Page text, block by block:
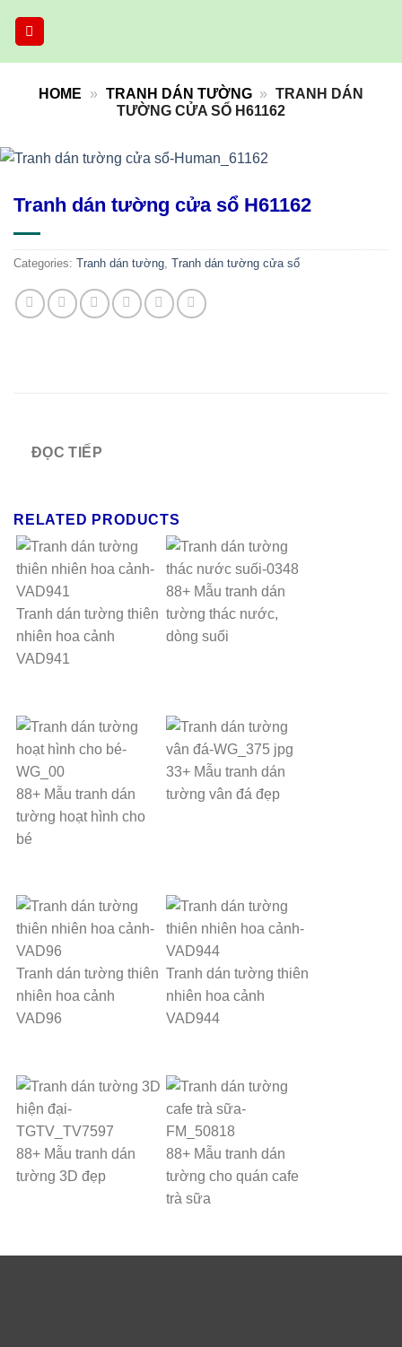
HOME » TRANH DÁN TƯỜNG » TRANH DÁN
TƯỜNG CỬA SỔ H61162
Tranh dán tường cửa sổ H61162
Categories: Tranh dán tường, Tranh dán tường cửa sổ
ĐỌC TIẾP
RELATED PRODUCTS
Tranh dán tường thiên
nhiên hoa cảnh
VAD941
88+ Mẫu tranh dán
tường thác nước,
dòng suối
88+ Mẫu tranh dán
tường hoạt hình cho
bé
33+ Mẫu tranh dán
tường vân đá đẹp
Tranh dán tường thiên
nhiên hoa cảnh
VAD96
Tranh dán tường thiên
nhiên hoa cảnh
VAD944
88+ Mẫu tranh dán
tường 3D đẹp
88+ Mẫu tranh dán
tường cho quán cafe
trà sữa